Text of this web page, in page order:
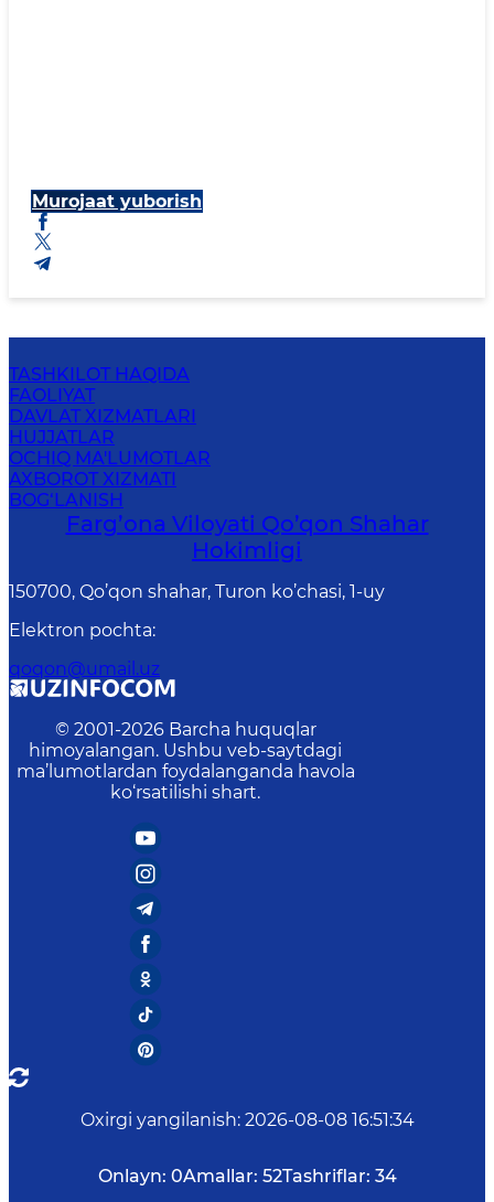
Murojaat yuborish
TASHKILOT HAQIDA
FAOLIYAT
DAVLAT XIZMATLARI
HUJJATLAR
OCHIQ MA'LUMOTLAR
AXBOROT XIZMATI
BOG‘LANISH
Farg’оnа Vilоyati Qo’qon Shahar
Hоkimligi
150700, Qo’qon shahar, Turon ko’chasi, 1-uy
Elektron pochta:
qoqon@umail.uz
© 2001-2026 Barcha huquqlar
himoyalangan. Ushbu veb-saytdagi
ma’lumotlardan foydalanganda havola
ko‘rsatilishi shart.
Oxirgi yangilanish: 2026-08-08 16:51:34
Onlayn: 0Amallar: 52Tashriflar: 34